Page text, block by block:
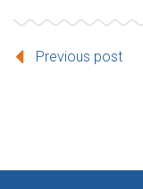
Previous post